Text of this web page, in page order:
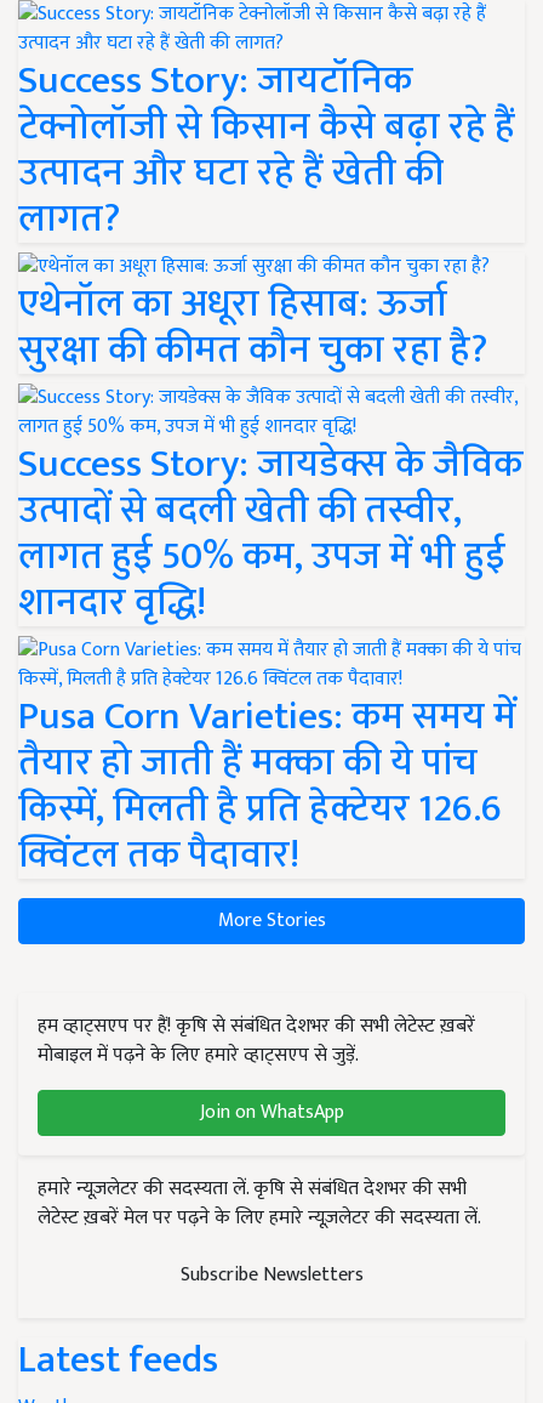
Success Story: जायटॉनिक
टेक्नोलॉजी से किसान कैसे बढ़ा रहे हैं
उत्पादन और घटा रहे हैं खेती की
लागत?
एथेनॉल का अधूरा हिसाब: ऊर्जा
सुरक्षा की कीमत कौन चुका रहा है?
Success Story: जायडेक्स के जैविक
उत्पादों से बदली खेती की तस्वीर,
लागत हुई 50% कम, उपज में भी हुई
शानदार वृद्धि!
Pusa Corn Varieties: कम समय में
तैयार हो जाती हैं मक्का की ये पांच
किस्में, मिलती है प्रति हेक्टेयर 126.6
क्विंटल तक पैदावार!
More Stories
हम व्हाट्सएप पर हैं! कृषि से संबंधित देशभर की सभी लेटेस्ट ख़बरें
मोबाइल में पढ़ने के लिए हमारे व्हाट्सएप से जुड़ें.
Join on WhatsApp
हमारे न्यूज़लेटर की सदस्यता लें. कृषि से संबंधित देशभर की सभी
लेटेस्ट ख़बरें मेल पर पढ़ने के लिए हमारे न्यूज़लेटर की सदस्यता लें.
Subscribe Newsletters
Latest feeds